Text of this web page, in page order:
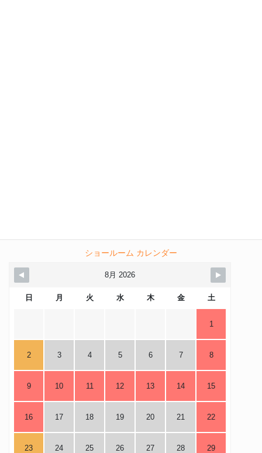
ショールーム カレンダー
8月 2026
日 月 火 水 木 金 土
1
2 3 4 5 6 7 8
9 10 11 12 13 14 15
16 17 18 19 20 21 22
23 24 25 26 27 28 29